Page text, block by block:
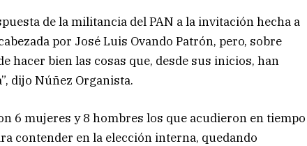
de la militancia del PAN a la invitación hecha a
por José Luis Ovando Patrón, pero, sobre
hacer bien las cosas que, desde sus inicios, han
dijo Núñez Organista.
6 mujeres y 8 hombres los que acudieron en tiempo
contender en la elección interna, quedando